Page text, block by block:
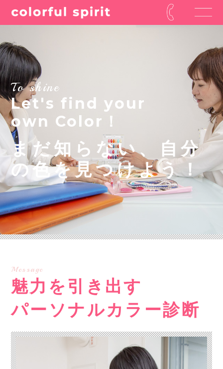
To shine
Let's find your
own Color！
まだ知らない、自分
の色を見つけよう！
Message
魅力を引き出す
パーソナルカラー診断